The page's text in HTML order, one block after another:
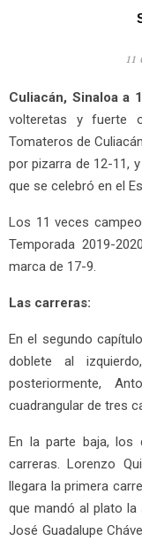
Culiacán, Sinaloa
volteretas y fuerte
Tomateros de
por pizarra de 12-11,
que se celebró en el
Los 11 veces
Temporada 2019-
marca de 17-9.
Las carreras:
En el segundo
doblete al
posteriormente,
cuadrangular de tres
En la parte baja, los
carreras. Lorenzo
llegara la primera
que mandó al plato la
José Guadalupe